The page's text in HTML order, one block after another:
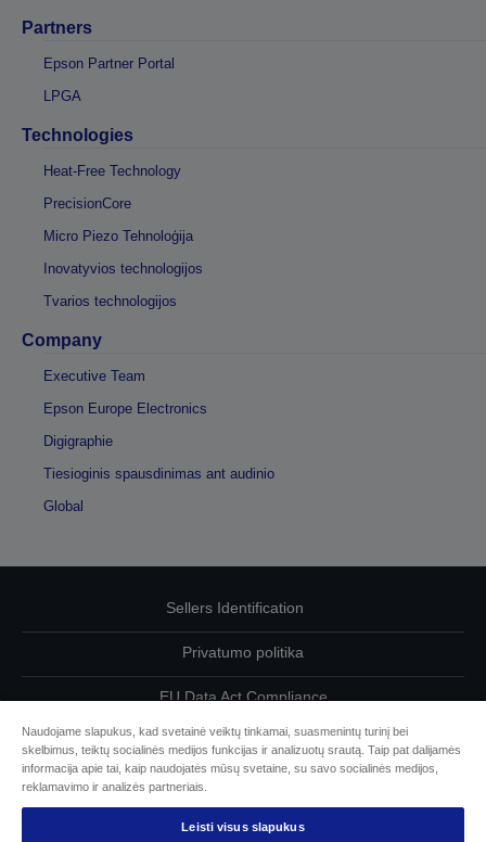
Partners
Epson Partner Portal
LPGA
Technologies
Heat-Free Technology
PrecisionCore
Micro Piezo Tehnoloģija
Inovatyvios technologijos
Tvarios technologijos
Company
Executive Team
Epson Europe Electronics
Digigraphie
Tiesioginis spausdinimas ant audinio
Global
Sellers Identification
Privatumo politika
EU Data Act Compliance
Susisiekite su mumis dėl savo duomenų
Cookie Information
„Epson“ įsipareigojimas dėl prieinamumo
Naudojame slapukus, kad svetainė veiktų tinkamai, suasmenintų turinį bei
skelbimus, teiktų socialinės medijos funkcijas ir analizuotų srautą. Taip pat dalijamės
informacija apie tai, kaip naudojatės mūsų svetaine, su savo socialinės medijos,
reklamavimo ir analizės partneriais.
Leisti visus slapukus